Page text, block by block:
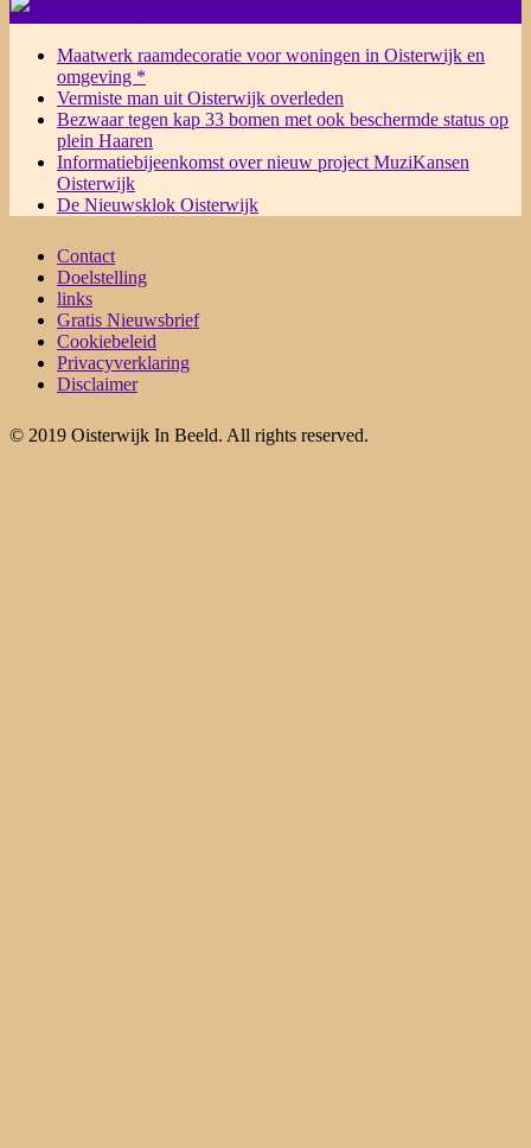
Maatwerk raamdecoratie voor woningen in Oisterwijk en
omgeving *
Vermiste man uit Oisterwijk overleden
Bezwaar tegen kap 33 bomen met ook beschermde status op
plein Haaren
Informatiebijeenkomst over nieuw project MuziKansen
Oisterwijk
De Nieuwsklok Oisterwijk
Contact
Doelstelling
links
Gratis Nieuwsbrief
Cookiebeleid
Privacyverklaring
Disclaimer
© 2019 Oisterwijk In Beeld. All rights reserved.